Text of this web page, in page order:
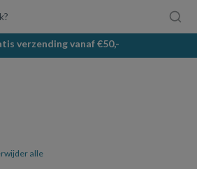
is leeg.
bezorging & afhaalpunten
alle